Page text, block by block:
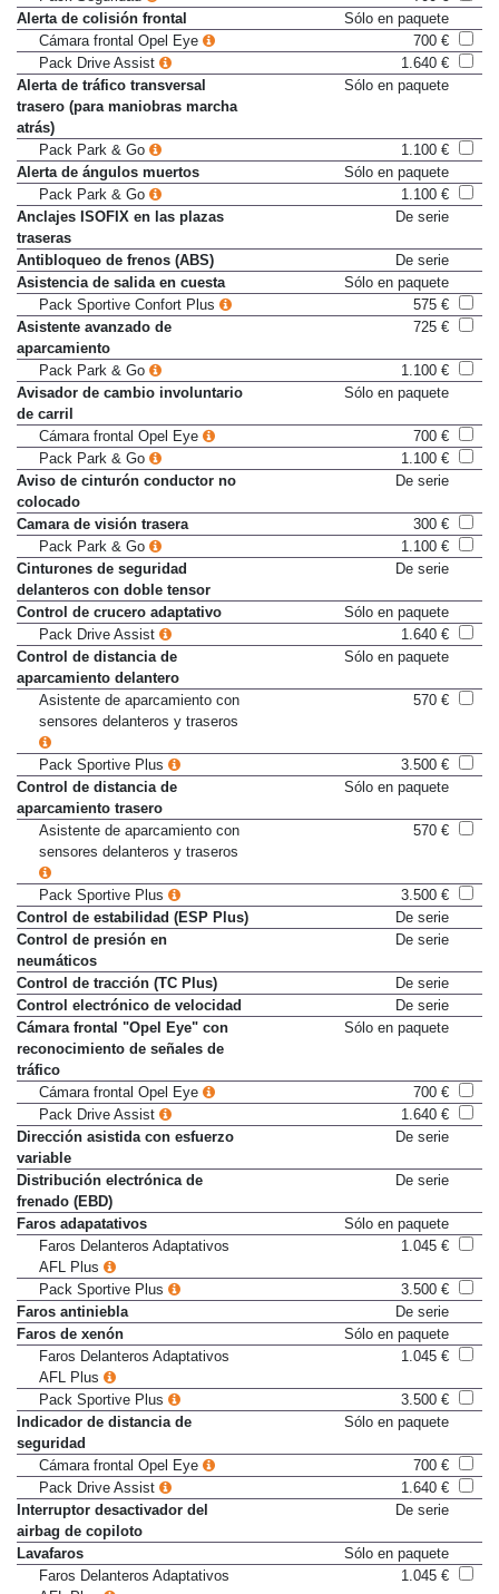
Pack Seguridad
700 €
Alerta de colisión frontal
Sólo en paquete
Cámara frontal Opel Eye
700 €
Pack Drive Assist
1.640 €
Alerta de tráfico transversal
trasero (para maniobras marcha
atrás)
Pack Park & Go
1.100 €
Alerta de ángulos muertos
Sólo en paquete
Pack Park & Go
1.100 €
Anclajes ISOFIX en las plazas
traseras
Antibloqueo de frenos (ABS)
De serie
Asistencia de salida en cuesta
Sólo en paquete
Pack Sportive Confort Plus
575 €
Asistente avanzado de
aparcamiento
Pack Park & Go
1.100 €
Avisador de cambio involuntario
de carril
Cámara frontal Opel Eye
700 €
Pack Park & Go
1.100 €
Aviso de cinturón conductor no
colocado
Camara de visión trasera
300 €
Pack Park & Go
1.100 €
Cinturones de seguridad
delanteros con doble tensor
Control de crucero adaptativo
Sólo en paquete
Pack Drive Assist
1.640 €
Control de distancia de
aparcamiento delantero
Asistente de aparcamiento con
sensores delanteros y traseros
Pack Sportive Plus
3.500 €
Control de distancia de
aparcamiento trasero
Asistente de aparcamiento con
sensores delanteros y traseros
Pack Sportive Plus
3.500 €
Control de estabilidad (ESP Plus)
De serie
Control de presión en
neumáticos
Control de tracción (TC Plus)
De serie
Control electrónico de velocidad
De serie
Cámara frontal "Opel Eye" con
reconocimiento de señales de
tráfico
Cámara frontal Opel Eye
700 €
Pack Drive Assist
1.640 €
Dirección asistida con esfuerzo
variable
Distribución electrónica de
frenado (EBD)
Faros adapatativos
Sólo en paquete
Faros Delanteros Adaptativos
AFL Plus
Pack Sportive Plus
3.500 €
Faros antiniebla
De serie
Faros de xenón
Sólo en paquete
Faros Delanteros Adaptativos
AFL Plus
Pack Sportive Plus
3.500 €
Indicador de distancia de
seguridad
Cámara frontal Opel Eye
700 €
Pack Drive Assist
1.640 €
Interruptor desactivador del
airbag de copiloto
Lavafaros
Sólo en paquete